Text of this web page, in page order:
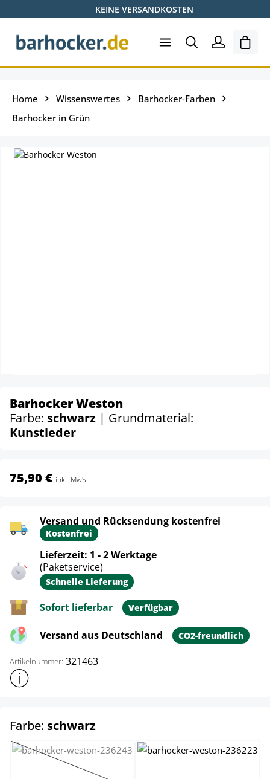
Zum Hauptinhalt springenKEINE VERSANDKOSTEN
Home Wissenswertes
Barhocker-Farben
Barhocker in Grün
Barhocker Weston
Farbe: schwarz | Grundmaterial:
Kunstleder
75,90 € inkl. MwSt.
Versand und Rücksendung kostenfrei
Kostenfrei
Lieferzeit: 1 - 2 Werktage
(Paketservice)
Schnelle Lieferung
Sofort lieferbar Verfügbar
Versand aus Deutschland CO2-freundlich
Artikelnummer: 321463
Weitere Produktinformationen anzeigen
Farbe: schwarzauswählen
blau
(Diese Option ist zurzeit nicht verfügbar.)